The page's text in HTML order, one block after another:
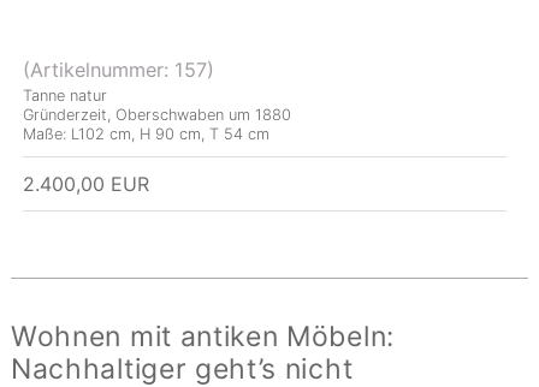
(Artikelnummer: 157)
Tanne natur
Gründerzeit, Oberschwaben um 1880
Maße: L102 cm, H 90 cm, T 54 cm
2.400,00 EUR
Wohnen mit antiken Möbeln:
Nachhaltiger geht’s nicht